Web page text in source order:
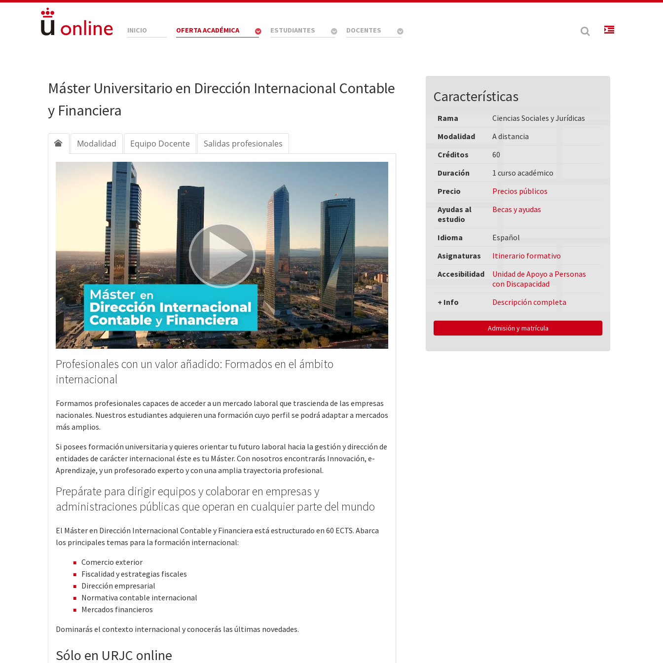
INICIO OFERTA ACADÉMICA ESTUDIANTES DOCENTES
Máster Universitario en Dirección Internacional Contable
y Financiera
Modalidad Equipo Docente Salidas profesionales
Profesionales con un valor añadido: Formados en el ámbito
internacional
Formamos profesionales capaces de acceder a un mercado laboral que trascienda de las empresas
nacionales. Nuestros estudiantes adquieren una formación cuyo perfil se podrá adaptar a mercados
más amplios.
Si posees formación universitaria y quieres orientar tu futuro laboral hacia la gestión y dirección de
entidades de carácter internacional éste es tu Máster. Con nosotros encontrarás Innovación, e-
Aprendizaje, y un profesorado experto y con una amplia trayectoria profesional.
Prepárate para dirigir equipos y colaborar en empresas y
administraciones públicas que operan en cualquier parte del mundo
El Máster en Dirección Internacional Contable y Financiera está estructurado en 60 ECTS. Abarca
los principales temas para la formación internacional:
Comercio exterior
Fiscalidad y estrategias fiscales
Dirección empresarial
Normativa contable internacional
Mercados financieros
Dominarás el contexto internacional y conocerás las últimas novedades.
Sólo en URJC online
Características
Rama
Ciencias Sociales y Jurídicas
Modalidad
A distancia
Créditos
60
Duración
1 curso académico
Precio
Precios públicos
Ayudas al
estudio
Becas y ayudas
Idioma
Español
Asignaturas
Itinerario formativo
Accesibilidad
Unidad de Apoyo a Personas
con Discapacidad
+ Info
Descripción completa
Admisión y matrícula